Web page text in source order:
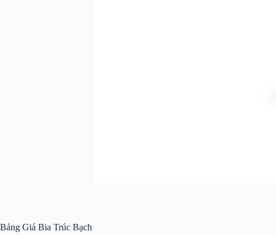
Bảng Giá Bia Trúc Bạch